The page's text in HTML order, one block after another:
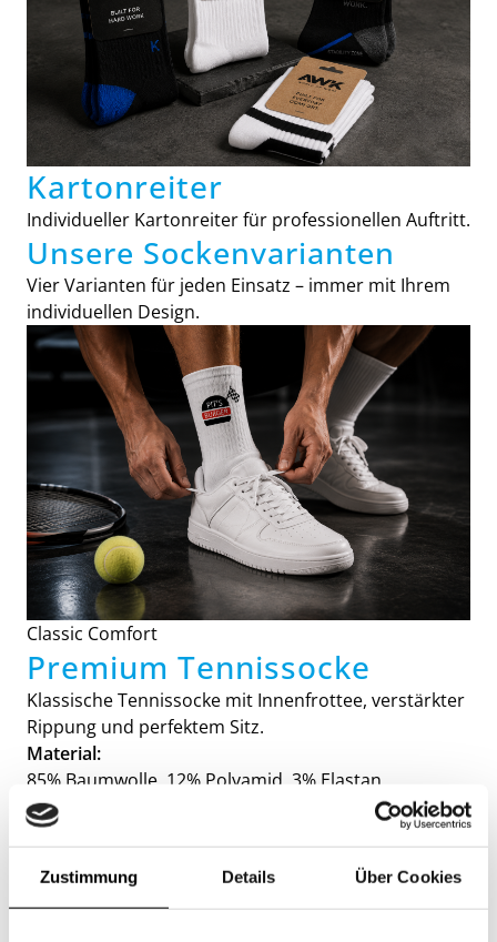
Zustimmung Details Über Cookies
Kartonreiter
Individueller Kartonreiter für professionellen Auftritt.
Unsere Sockenvarianten
Vier Varianten für jeden Einsatz – immer mit Ihrem
individuellen Design.
Classic Comfort
Premium Tennissocke
Klassische Tennissocke mit Innenfrottee, verstärkter
Rippung und perfektem Sitz.
Material:
85% Baumwolle, 12% Polyamid, 3% Elastan.